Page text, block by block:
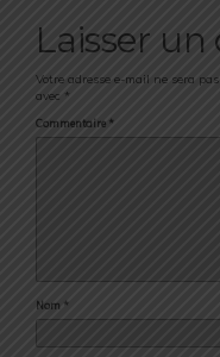
Laisser
Votre adresse e-mail ne sera
avec *
Commentaire *
Nom *